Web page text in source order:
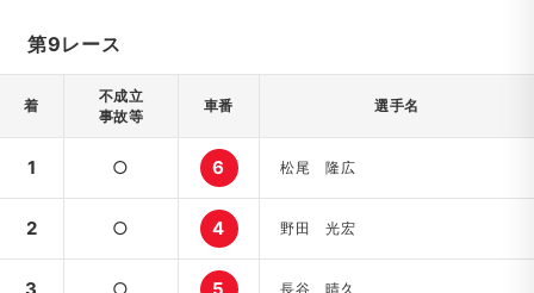
第9レース
着
不成立
事故等
車番 選手名
1 ○ 6 松尾 隆広
2 ○ 4 野田 光宏
長谷 晴久